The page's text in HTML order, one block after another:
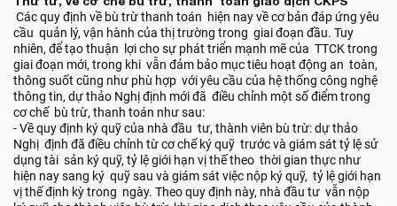
Các quy định về bù trừ thanh toán hiện nay về cơ bản đáp ứng yêu
cầu quản lý, vận hành của thị trường trong giai đoạn đầu. Tuy
nhiên, để tạo thuận lợi cho sự phát triển mạnh mẽ của TTCK trong
giai đoạn mới, trong khi vẫn đảm bảo mục tiêu hoạt động an toàn,
thông suốt cũng như phù hợp với yêu cầu của hệ thống công nghệ
thông tin, dự thảo Nghị định mới đã điều chỉnh một số điểm trong
cơ chế bù trừ, thanh toán như sau:
- Về quy định ký quỹ của nhà đầu tư, thành viên bù trừ: dự thảo
Nghị định đã điều chỉnh từ cơ chế ký quỹ trước và giám sát tỷ lệ sử
dụng tài sản ký quỹ, tỷ lệ giới hạn vị thế theo thời gian thực như
hiện nay sang ký quỹ sau và giám sát việc nộp ký quỹ, tỷ lệ giới hạn
vị thế định kỳ trong ngày. Theo quy định này, nhà đầu tư vẫn nộp